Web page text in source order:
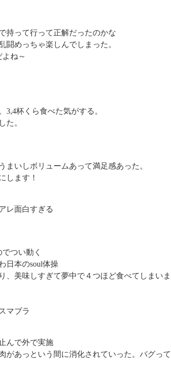
持って行って正解だったのかな
めっちゃ楽しんでしまった。
ね～
杯くら食べた気がする。
た。
いしボリュームあって満足感あった。
します！
レ面白すぎる
つい動く
日本のsoul体操
、美味しすぎて夢中で４つほど食べてしまいま
マブラ
んで外で実施
があっという間に消化されていった。バグって